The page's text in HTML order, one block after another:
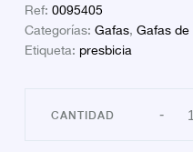
Ref:0095405
Categorías:Gafas,Gafas de
Etiqueta: presbicia
-